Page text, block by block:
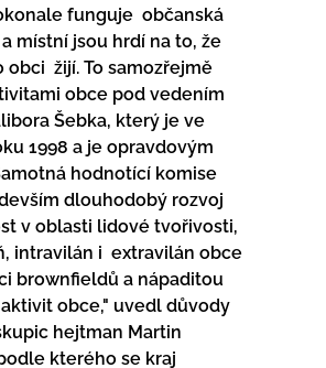
funguje  občanská
místní jsou hrdí na to, že
obci  žijí. To samozřejmě
obce pod vedením
Šebka, který je ve
1998 a je opravdovým
hodnotící komise
dlouhodobý rozvoj
v oblasti lidové tvořivosti,
intravilán i  extravilán obce
brownfieldů a nápaditou
obce," uvedl důvody
hejtman Martin
kterého se kraj